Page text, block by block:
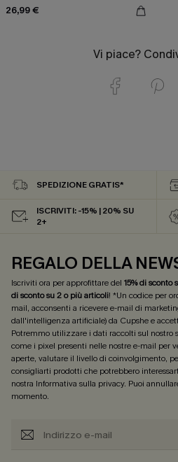
26,99 €
Vi piace?
SPEDIZIONE GRATIS*
ISCRIVITI: -15% | 20% SU
2+
REGALO DELLA
Iscriviti ora per approfittare del 15% di
di sconto su 2 o più articoli! *Un codice per
mail, acconsenti a ricevere e-mail di
dall'intelligenza artificiale) da Cupshe e
Potremmo utilizzare i dati raccolti sul nostro
come i pixel presenti nelle nostre e-mail per
aperte, valutare il livello di coinvolgimento,
consigliarti prodotti che potrebbero
nostra Informativa sulla privacy. Puoi
momento.